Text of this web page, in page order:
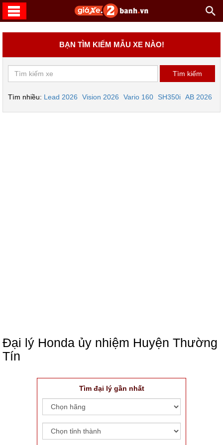
BẠN TÌM KIẾM MẪU XE NÀO!
Tìm nhiều: Lead 2026 Vision 2026 Vario 160 SH350i AB 2026
Đại lý Honda ủy nhiệm Huyện Thường
Tín
Tìm đại lý gần nhất